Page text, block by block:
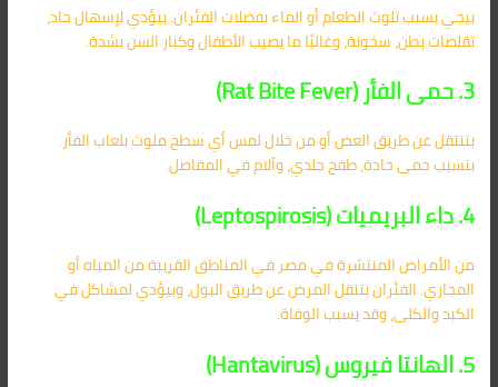
بيجي بسبب تلوث الطعام أو الماء بفضلات الفئران. بيؤدي لإسهال حاد،
تقلصات بطن، سخونة، وغالبًا ما يصيب الأطفال وكبار السن بشدة.
3. حمى الفأر (Rat Bite Fever)
بتنتقل عن طريق العض أو من خلال لمس أي سطح ملوث بلعاب الفأر.
بتسبب حمى حادة، طفح جلدي، وآلام في المفاصل.
4. داء البريميات (Leptospirosis)
من الأمراض المنتشرة في مصر في المناطق القريبة من المياه أو
المجاري. الفئران بتنقل المرض عن طريق البول، وبيؤدي لمشاكل في
الكبد والكلى، وقد يسبب الوفاة.
5. الهانتا فيروس (Hantavirus)